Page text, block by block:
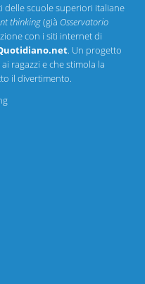
delle scuole superiori italiane
thinking(già Osservatorio
con i siti internet di
. Un progetto
ragazzi e che stimola la
il divertimento.